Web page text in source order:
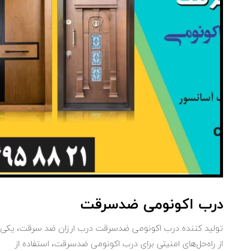
درب اکونومی ضدسرقت
تولید کننده درب اکونومی ضدسرقت درب ارزان ضد سرقت، یکی
از راه‌حل‌های امنیتی برای درب اکونومی ضدسرقت، استفاده از